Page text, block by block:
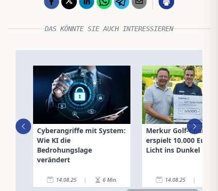
DAS KÖNNTE SIE AUCH INTERESSIEREN
Cyberangriffe mit System:
Wie KI die
Bedrohungslage
verändert
14.08.25 | 6 Min.
Merkur Golf-Charity
erspielt 10.000 Euro
Licht ins Dunkel
14.08.25 |